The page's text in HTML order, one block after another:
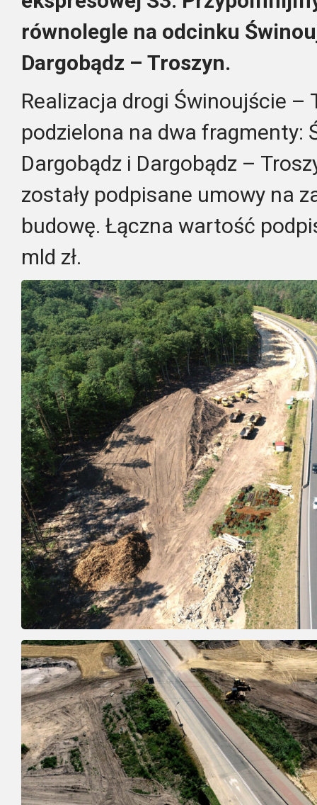
równolegle na odcinku
Dargobądz – Troszyn.
Realizacja drogi Świnoujście –
podzielona na dwa fragmenty:
Dargobądz i Dargobądz –
zostały podpisane umowy na
budowę. Łączna wartość
mld zł.